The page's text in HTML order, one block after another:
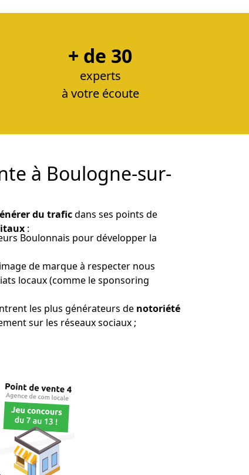
+ de 30
experts
à votre écoute
à Boulogne-sur-
du traficdans ses points de
:
Boulonnais pour développer la
de marque à respecter nous
locaux (comme le sponsoring
les plus générateurs de notoriété
sur les réseaux sociaux ;